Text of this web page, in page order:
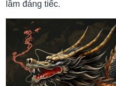
lầm đáng tiếc.